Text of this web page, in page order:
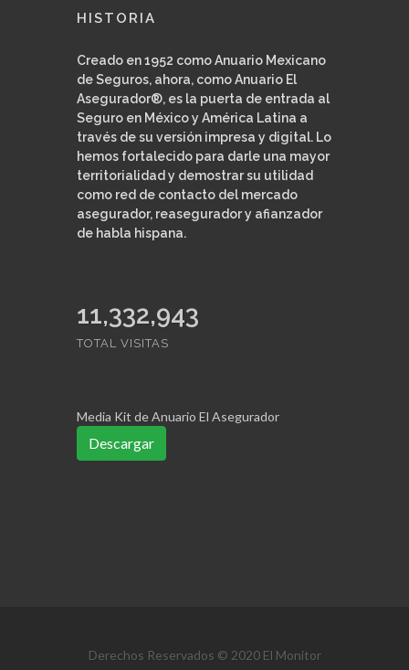
HISTORIA
Creado en 1952 como Anuario Mexicano
de Seguros, ahora, como Anuario El
Asegurador®, es la puerta de entrada al
Seguro en México y América Latina a
través de su versión impresa y digital. Lo
hemos fortalecido para darle una mayor
territorialidad y demostrar su utilidad
como red de contacto del mercado
asegurador, reasegurador y afianzador
de habla hispana.
11,332,943
TOTAL VISITAS
Media Kit de Anuario El Asegurador
Descargar
Derechos Reservados © 2020 El Monitor